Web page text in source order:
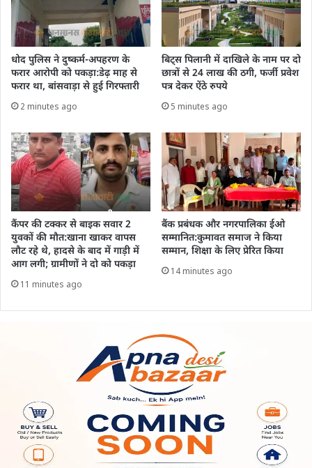
धोद पुलिस ने दुष्कर्म-अपहरण के
फरार आरोपी को पकड़ा:डेढ़ माह से
फरार था, बांसवाड़ा से हुई गिरफ्तारी
2 minutes ago
बिट्स पिलानी में दाखिले के नाम पर दो
छात्रों से 24 लाख की ठगी, फर्जी प्रवेश
पत्र देकर ऐंठे रुपये
5 minutes ago
कैंपर की टक्कर से बाइक सवार 2
युवकों की मौत:खाना खाकर वापस
लौट रहे थे, हादसे के बाद में गाड़ी में
आग लगी; ग्रामीणों ने दो को पकड़ा
11 minutes ago
बैंक प्रबंधक और नगरपालिका ईओ
सम्मानित:कुमावत समाज ने किया
सम्मान, शिक्षा के लिए प्रेरित किया
14 minutes ago